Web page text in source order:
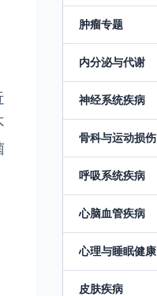
肿瘤专题
内分泌与代谢
神经系统疾病
骨科与运动损伤
呼吸系统疾病
心脑血管疾病
心理与睡眠健康
皮肤疾病